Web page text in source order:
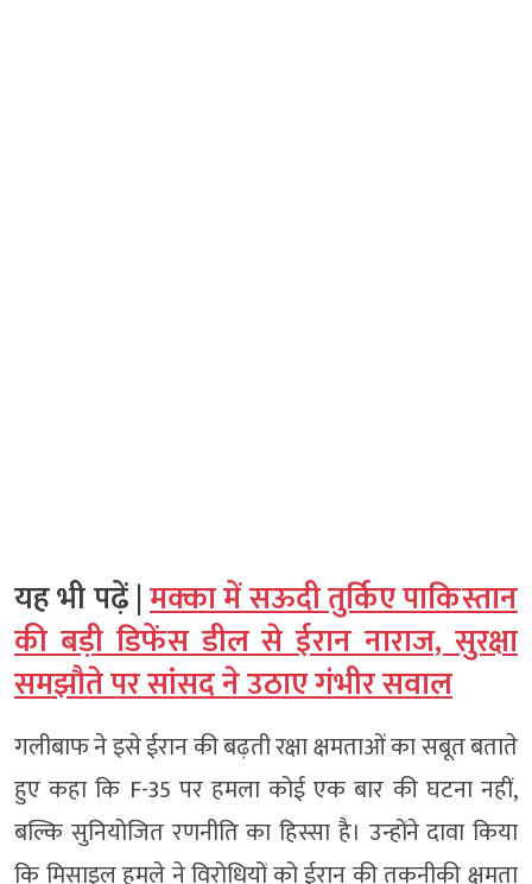
यह भी पढ़ें |मक्का में सऊदी तुर्किए पाकिस्तान
की बड़ी डिफेंस डील से ईरान नाराज, सुरक्षा
समझौते पर सांसद ने उठाए गंभीर सवाल
गलीबाफ ने इसे ईरान की बढ़ती रक्षा क्षमताओं का सबूत बताते
हुए कहा कि F-35 पर हमला कोई एक बार की घटना नहीं,
बल्कि सुनियोजित रणनीति का हिस्सा है। उन्होंने दावा किया
कि मिसाइल हमले ने विरोधियों को ईरान की तकनीकी क्षमता